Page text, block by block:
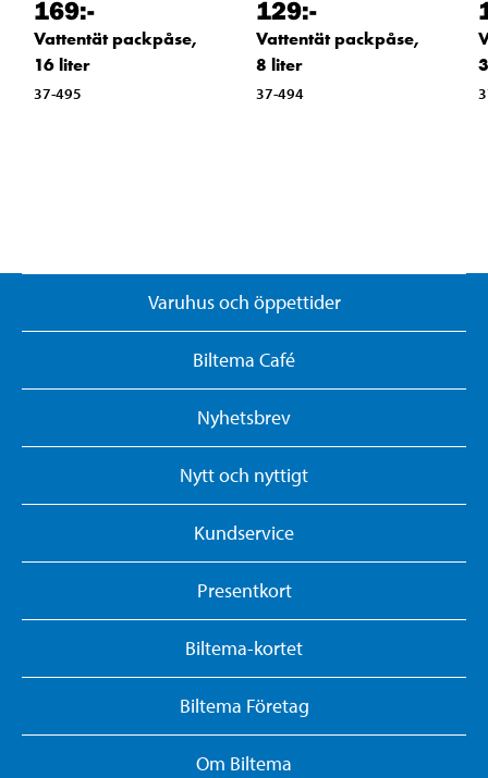
169:-
Vattentät packpåse,
16 liter
37-495
129:-
Vattentät packpåse,
8 liter
37-494
Varuhus och öppettider
Biltema Café
Nyhetsbrev
Nytt och nyttigt
Kundservice
Presentkort
Biltema-kortet
Biltema Företag
Om Biltema